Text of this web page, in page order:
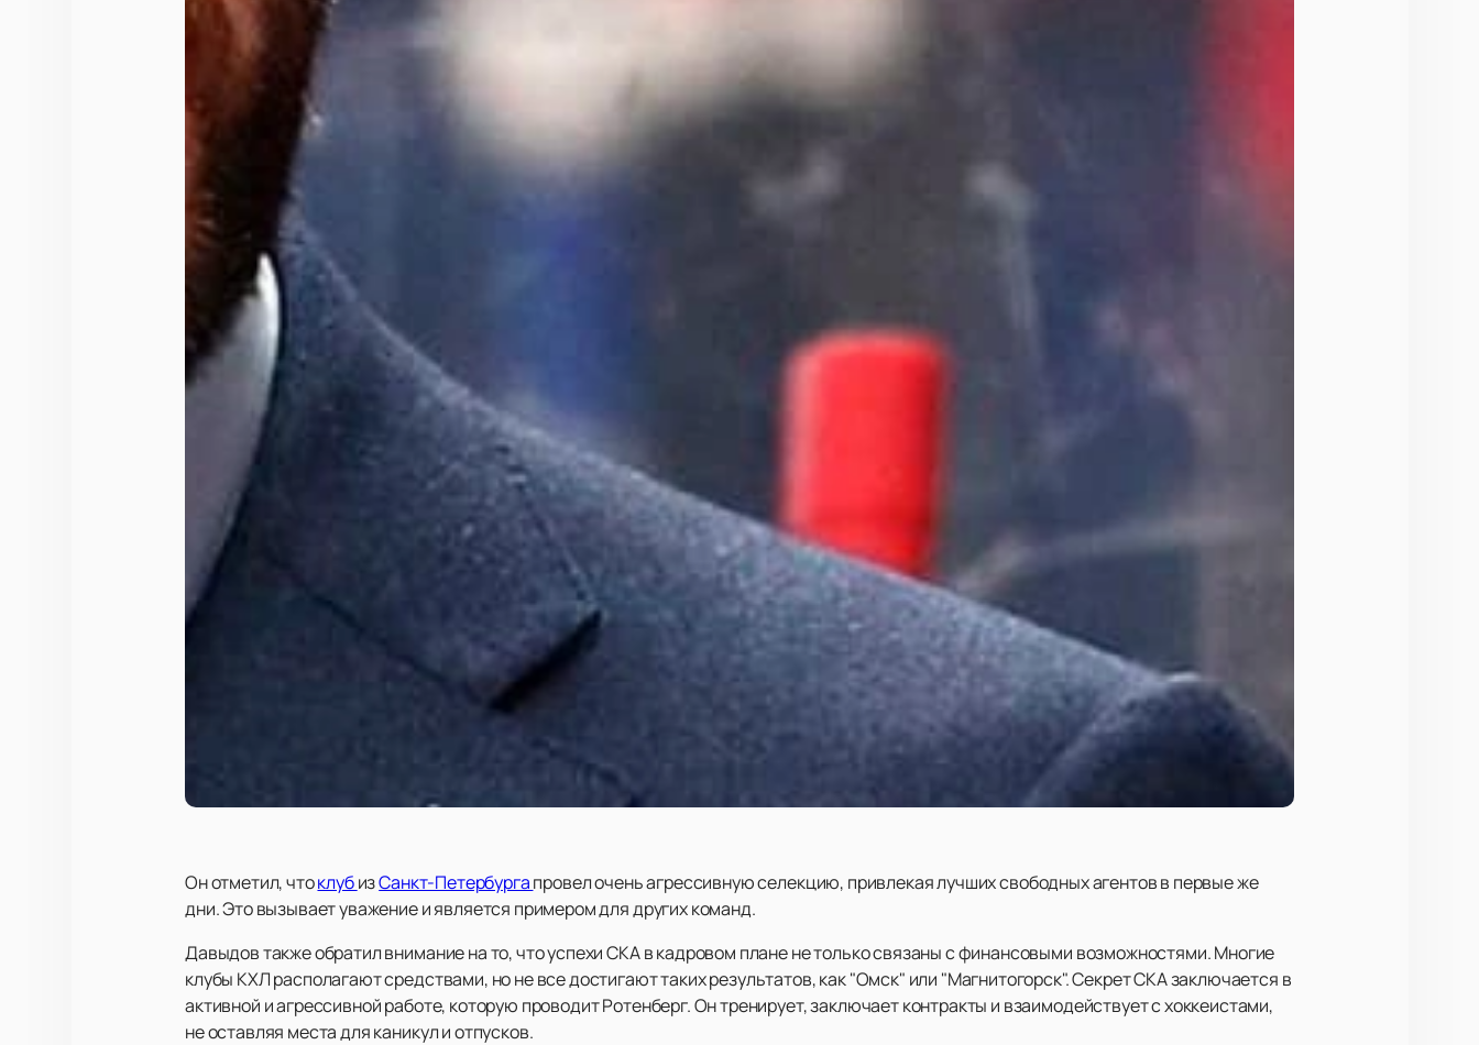
Он отметил, чтоклубизСанкт-Петербургапровел очень агрессивную селекцию, привлекая лучших свободных агентов в первые же
дни. Это вызывает уважение и является примером для других команд.
Давыдов также обратил внимание на то, что успехи СКА в кадровом плане не только связаны с финансовыми возможностями. Многие
клубы КХЛ располагают средствами, но не все достигают таких результатов, как "Омск" или "Магнитогорск". Секрет СКА заключается в
активной и агрессивной работе, которую проводит Ротенберг. Он тренирует, заключает контракты и взаимодействует с хоккеистами,
не оставляя места для каникул и отпусков.